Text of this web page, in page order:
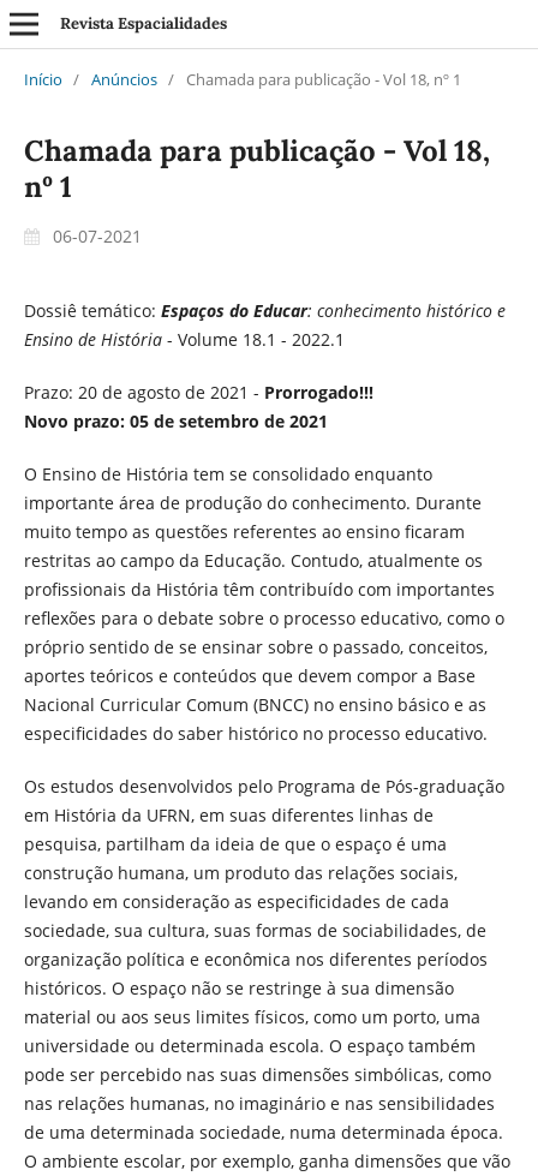
Revista Espacialidades
Início / Anúncios / Chamada para publicação - Vol 18, nº 1
Chamada para publicação - Vol 18,
nº 1
06-07-2021
Dossiê temático: Espaços do Educar: conhecimento histórico e
Ensino de História - Volume 18.1 - 2022.1
Prazo: 20 de agosto de 2021 - Prorrogado!!!
Novo prazo: 05 de setembro de 2021
O Ensino de História tem se consolidado enquanto
importante área de produção do conhecimento. Durante
muito tempo as questões referentes ao ensino ficaram
restritas ao campo da Educação. Contudo, atualmente os
profissionais da História têm contribuído com importantes
reflexões para o debate sobre o processo educativo, como o
próprio sentido de se ensinar sobre o passado, conceitos,
aportes teóricos e conteúdos que devem compor a Base
Nacional Curricular Comum (BNCC) no ensino básico e as
especificidades do saber histórico no processo educativo.
Os estudos desenvolvidos pelo Programa de Pós-graduação
em História da UFRN, em suas diferentes linhas de
pesquisa, partilham da ideia de que o espaço é uma
construção humana, um produto das relações sociais,
levando em consideração as especificidades de cada
sociedade, sua cultura, suas formas de sociabilidades, de
organização política e econômica nos diferentes períodos
históricos. O espaço não se restringe à sua dimensão
material ou aos seus limites físicos, como um porto, uma
universidade ou determinada escola. O espaço também
pode ser percebido nas suas dimensões simbólicas, como
nas relações humanas, no imaginário e nas sensibilidades
de uma determinada sociedade, numa determinada época.
O ambiente escolar, por exemplo, ganha dimensões que vão